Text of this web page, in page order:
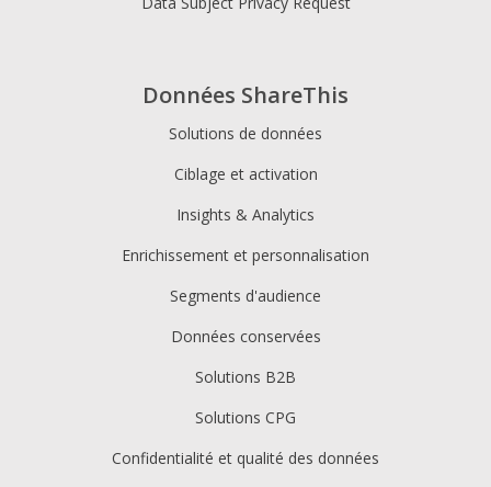
Données ShareThis
Solutions de données
Ciblage et activation
Insights & Analytics
Enrichissement et personnalisation
Segments d'audience
Données conservées
Solutions B2B
Solutions CPG
Confidentialité et qualité des données